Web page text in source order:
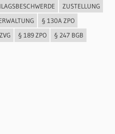
ZUSTELLUNG
§ 130A ZPO
§ 189 ZPO
§ 247 BGB